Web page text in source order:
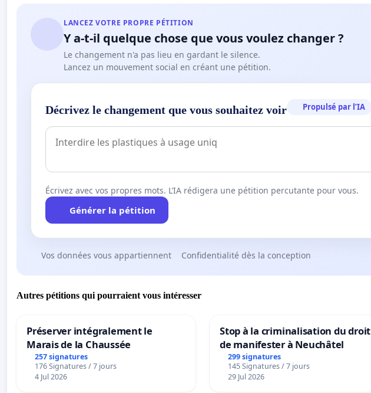
LANCEZ VOTRE PROPRE PÉTITION
Y a-t-il quelque chose que vous voulez changer ?
Le changement n'a pas lieu en gardant le silence.
Lancez un mouvement social en créant une pétition.
Décrivez le changement que vous souhaitez voir Propulsé par l’IA
Écrivez avec vos propres mots. L’IA rédigera une pétition percutante pour vous.
Générer la pétition
Vos données vous appartiennent Confidentialité dès la conception
Autres pétitions qui pourraient vous intéresser
Préserver intégralement le
Marais de la Chaussée
257 signatures
176 Signatures / 7 jours
4 Jul 2026
Stop à la criminalisation du droit
de manifester à Neuchâtel
299 signatures
145 Signatures / 7 jours
29 Jul 2026